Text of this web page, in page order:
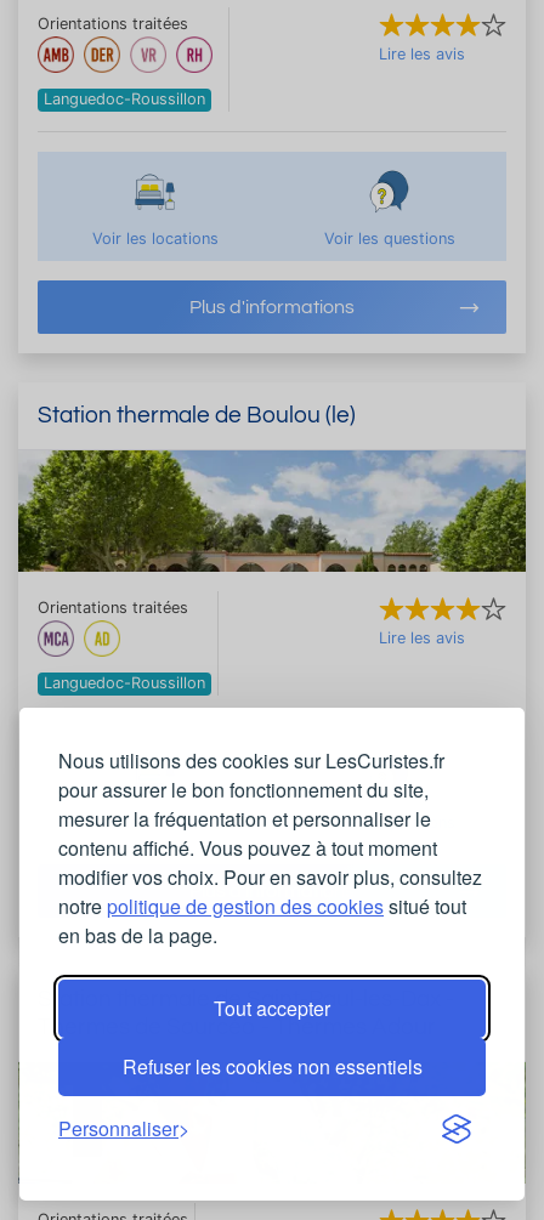
Nous utilisons des cookies sur LesCuristes.fr
pour assurer le bon fonctionnement du site,
mesurer la fréquentation et personnaliser le
contenu affiché. Vous pouvez à tout moment
modifier vos choix. Pour en savoir plus, consultez
notrepolitique de gestion des cookiessitué tout
en bas de la page.
Tout accepter
Refuser les cookies non essentiels
Personnaliser
Orientations traitées
Languedoc-Roussillon
Lire les avis
Voir les locations Voir les questions
Plus d'informations
Station thermale de Boulou (le)
Orientations traitées
Languedoc-Roussillon
Lire les avis
Voir les locations Voir les questions
Plus d'informations
Station thermale de Saint-Paul-les-Dax -
Thermes de Sourcéo - Thermes Adour